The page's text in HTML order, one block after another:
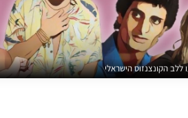
הקונצנזוס הישראלי